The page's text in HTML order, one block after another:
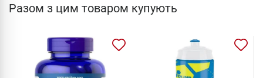
Разом з цим товаром купують